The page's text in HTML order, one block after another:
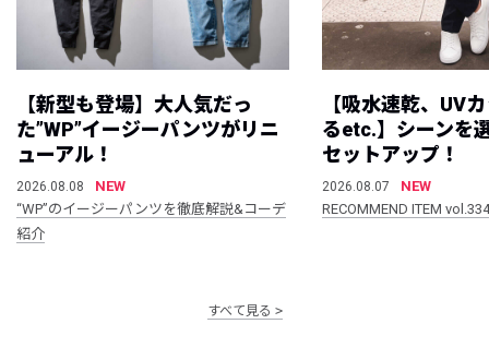
【新型も登場】大人気だっ
た”WP”イージーパンツがリニ
ューアル！
2026.08.08
NEW
“WP”のイージーパンツを徹底解説&コーデ
紹介
【吸水速乾、UV
るetc.】シーンを
セットアップ！
2026.08.07
NEW
RECOMMEND ITEM vol.334
すべて見る